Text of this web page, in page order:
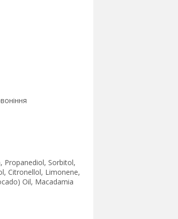
Propanediol, Sorbitol,
Citronellol, Limonene,
Oil, Macadamia